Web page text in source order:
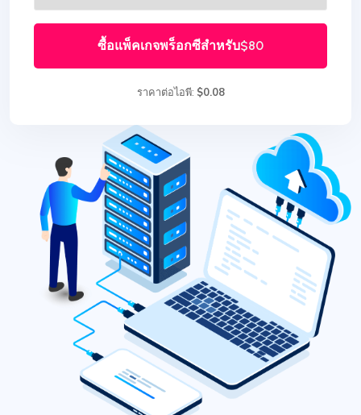
ซื้อแพ็คเกจพร็อกซีสำหรับ$80
ราคาต่อไอพี: $0.08